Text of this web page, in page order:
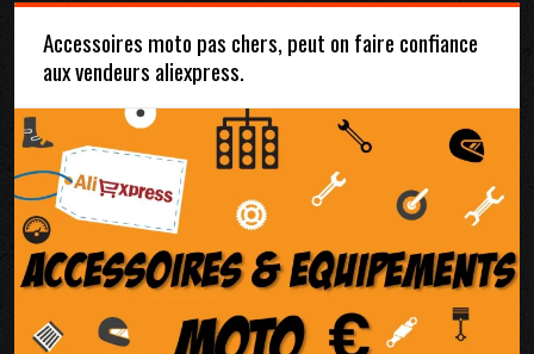
Accessoires moto pas chers, peut on faire confiance
aux vendeurs aliexpress.